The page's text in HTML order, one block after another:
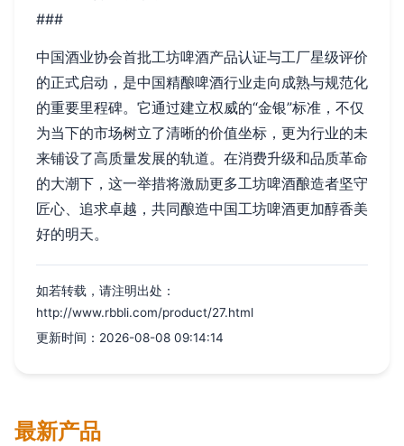
###
中国酒业协会首批工坊啤酒产品认证与工厂星级评价
的正式启动，是中国精酿啤酒行业走向成熟与规范化
的重要里程碑。它通过建立权威的“金银”标准，不仅
为当下的市场树立了清晰的价值坐标，更为行业的未
来铺设了高质量发展的轨道。在消费升级和品质革命
的大潮下，这一举措将激励更多工坊啤酒酿造者坚守
匠心、追求卓越，共同酿造中国工坊啤酒更加醇香美
好的明天。
如若转载，请注明出处：
http://www.rbbli.com/product/27.html
更新时间：2026-08-08 09:14:14
最新产品